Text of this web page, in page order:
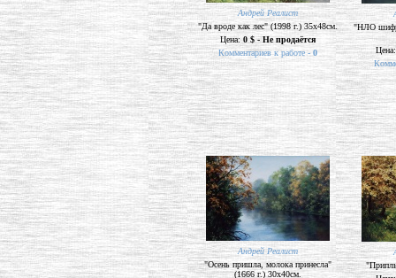
Андрей Реалист
"Да вроде как лес" (1998 г.) 35х48см.
Цена: 0 $ - Не продаётся
Комментариев к работе - 0
"НЛО
Андрей Реалист
"Осень пришла, молока принесла"
(1666 г.) 30х40см.